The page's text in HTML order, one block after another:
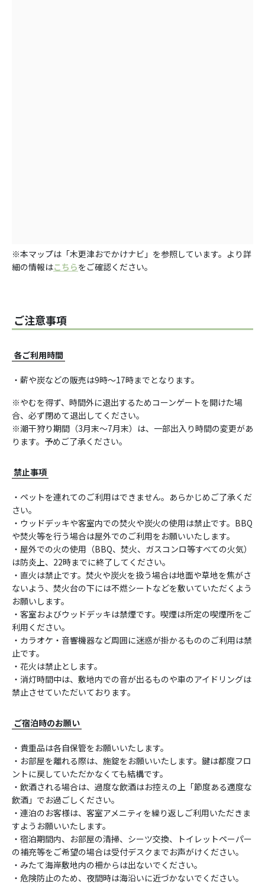
※本マップは「木更津おでかけナビ」を参照しています。より詳
細の情報はこちらをご確認ください。
ご注意事項
各ご利用時間
・薪や炭などの販売は9時～17時までとなります。
※やむを得ず、時間外に退出するためコーンゲートを開けた場
合、必ず閉めて退出してください。
※潮干狩り期間（3月末～7月末）は、一部出入り時間の変更があ
ります。予めご了承ください。
禁止事項
・ペットを連れてのご利用はできません。あらかじめご了承くだ
さい。
・ウッドデッキや客室内での焚火や炭火の使用は禁止です。BBQ
や焚火等を行う場合は屋外でのご利用をお願いいたします。
・屋外での火の使用（BBQ、焚火、ガスコンロ等すべての火気）
は防炎上、22時までに終了してください。
・直火は禁止です。焚火や炭火を扱う場合は地面や草地を焦がさ
ないよう、焚火台の下には不燃シートなどを敷いていただくよう
お願いします。
・客室およびウッドデッキは禁煙です。喫煙は所定の喫煙所をご
利用ください。
・カラオケ・音響機器など周囲に迷惑が掛かるもののご利用は禁
止です。
・花火は禁止とします。
・消灯時間中は、敷地内での音が出るものや車のアイドリングは
禁止させていただいております。
ご宿泊時のお願い
・貴重品は各自保管をお願いいたします。
・お部屋を離れる際は、施錠をお願いいたします。鍵は都度フロ
ントに戻していただかなくても結構です。
・飲酒される場合は、過度な飲酒はお控えの上「節度ある適度な
飲酒」でお過ごしください。
・連泊のお客様は、客室アメニティを繰り返しご利用いただきま
すようお願いいたします。
・宿泊期間内、お部屋の清掃、シーツ交換、トイレットペーパー
の補充等をご希望の場合は受付デスクまでお声がけください。
・みたて海岸敷地内の柵からは出ないでください。
・危険防止のため、夜間時は海沿いに近づかないでください。